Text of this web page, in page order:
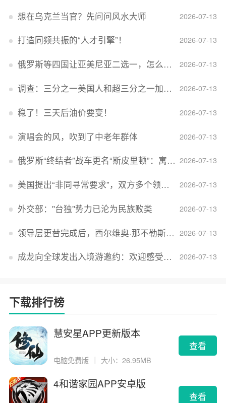
2026-07-13
想在乌克兰当官？先问问风水大师
2026-07-13
打造同频共振的“人才引擎”！
2026-07-13
俄罗斯等四国让亚美尼亚二选一，怎么回事？
2026-07-13
调查：三分之一美国人和超三分之一加拿大人感到经济压力
2026-07-13
稳了！三天后油价要变！
2026-07-13
演唱会的风，吹到了中老年群体
2026-07-13
俄罗斯“终结者”战车更名“斯皮里顿”：寓意强大可靠，彰显俄精神力量
2026-07-13
美国提出“非同寻常要求”，双方多个领域分歧依旧，印美贸易谈判进入“关键阶段”
2026-07-13
外交部：''台独''势力已沦为民族败类
2026-07-13
领导层更替完成后，西尔维奥·那不勒斯出任Lucid首席执行官
2026-07-13
成龙向全球发出入境游邀约：欢迎感受无滤镜的真实中国
下载排行榜
慧安星APP更新版本
电脑免费版 ｜ 大小：26.95MB
查看
4和谐家园APP安卓版
查看